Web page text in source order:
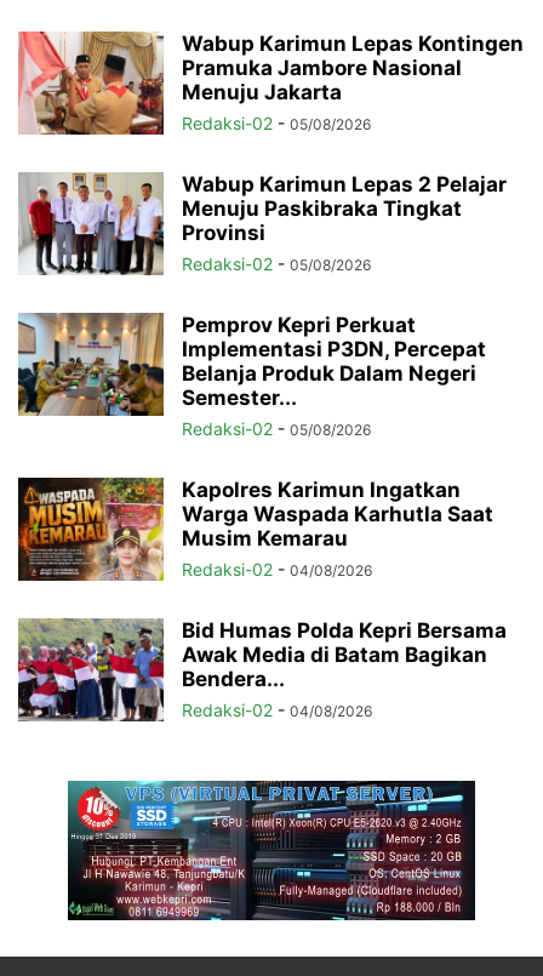
Wabup Karimun Lepas Kontingen
Pramuka Jambore Nasional
Menuju Jakarta
Redaksi-02 - 05/08/2026
Wabup Karimun Lepas 2 Pelajar
Menuju Paskibraka Tingkat
Provinsi
Redaksi-02 - 05/08/2026
Pemprov Kepri Perkuat
Implementasi P3DN, Percepat
Belanja Produk Dalam Negeri
Semester...
Redaksi-02 - 05/08/2026
Kapolres Karimun Ingatkan
Warga Waspada Karhutla Saat
Musim Kemarau
Redaksi-02 - 04/08/2026
Bid Humas Polda Kepri Bersama
Awak Media di Batam Bagikan
Bendera...
Redaksi-02 - 04/08/2026